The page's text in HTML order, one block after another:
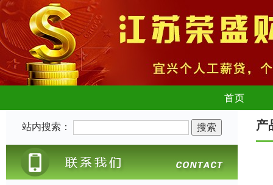
首页
站内搜索： 产